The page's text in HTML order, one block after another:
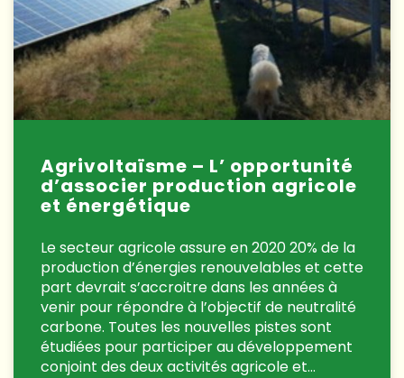
Agrivoltaïsme – L’ opportunité
d’associer production agricole
et énergétique
Le secteur agricole assure en 2020 20% de la
production d’énergies renouvelables et cette
part devrait s’accroitre dans les années à
venir pour répondre à l’objectif de neutralité
carbone. Toutes les nouvelles pistes sont
étudiées pour participer au développement
conjoint des deux activités agricole et…